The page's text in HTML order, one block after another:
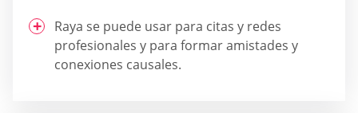
Raya se puede usar para citas y redes
profesionales y para formar amistades y
conexiones causales.